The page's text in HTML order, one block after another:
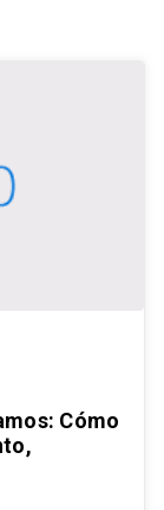
Cómo